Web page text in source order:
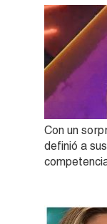
Con un
definió a